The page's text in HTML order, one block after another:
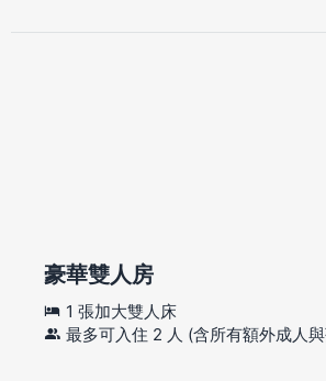
豪華雙人房
1 張加大雙人床
最多可入住 2 人 (含所有額外成人